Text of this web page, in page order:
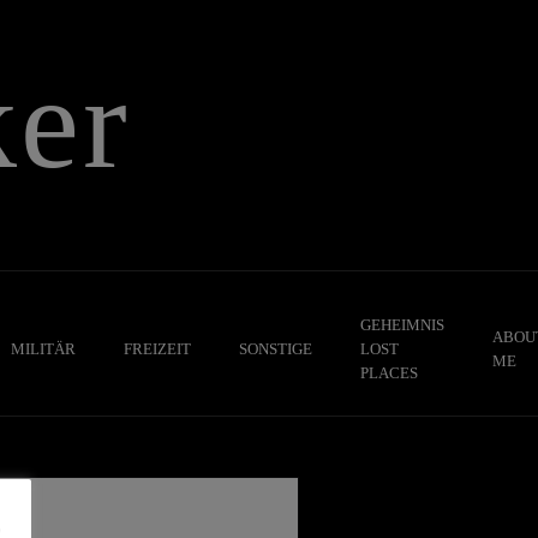
MILITÄR FREIZEIT SONSTIGE
GEHEIMNIS
LOST
PLACES
ME